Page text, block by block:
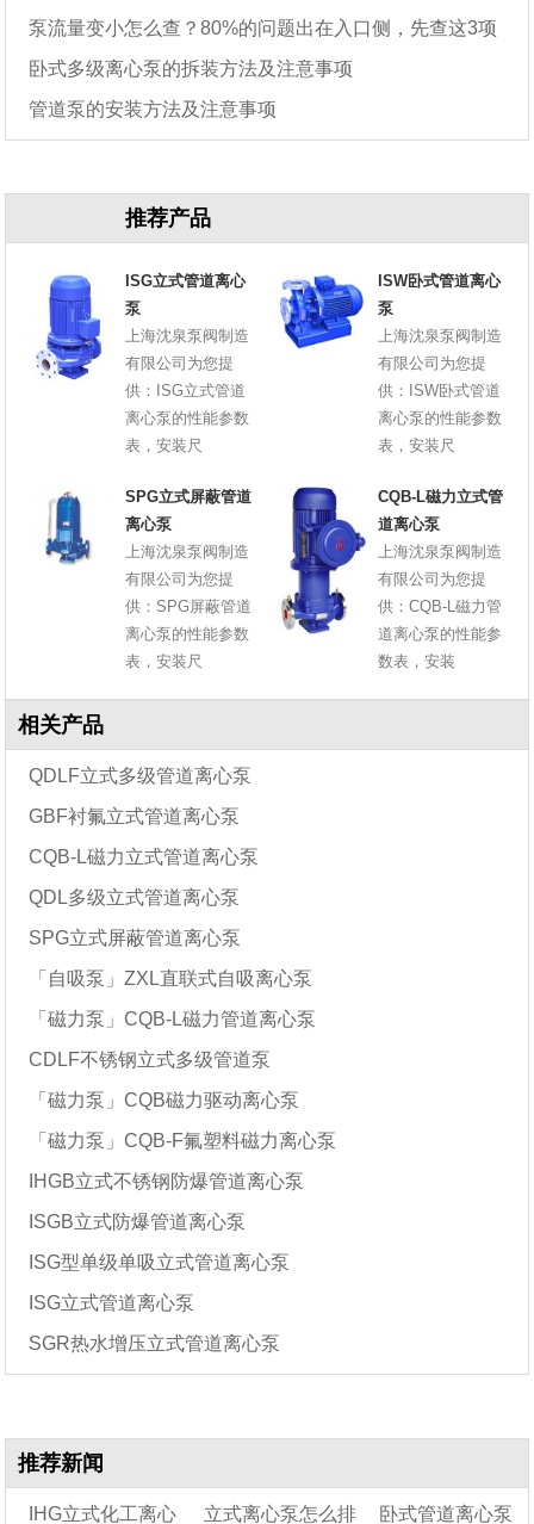
泵流量变小怎么查？80%的问题出在入口侧，先查这3项
卧式多级离心泵的拆装方法及注意事项
管道泵的安装方法及注意事项
推荐产品
ISG立式管道离心
泵
上海沈泉泵阀制造
有限公司为您提
供：ISG立式管道
离心泵的性能参数
表，安装尺
ISW卧式管道离心
泵
上海沈泉泵阀制造
有限公司为您提
供：ISW卧式管道
离心泵的性能参数
表，安装尺
SPG立式屏蔽管道
离心泵
上海沈泉泵阀制造
有限公司为您提
供：SPG屏蔽管道
离心泵的性能参数
表，安装尺
CQB-L磁力立式管
道离心泵
上海沈泉泵阀制造
有限公司为您提
供：CQB-L磁力管
道离心泵的性能参
数表，安装
相关产品
QDLF立式多级管道离心泵
GBF衬氟立式管道离心泵
CQB-L磁力立式管道离心泵
QDL多级立式管道离心泵
SPG立式屏蔽管道离心泵
「自吸泵」ZXL直联式自吸离心泵
「磁力泵」CQB-L磁力管道离心泵
CDLF不锈钢立式多级管道泵
「磁力泵」CQB磁力驱动离心泵
「磁力泵」CQB-F氟塑料磁力离心泵
IHGB立式不锈钢防爆管道离心泵
ISGB立式防爆管道离心泵
ISG型单级单吸立式管道离心泵
ISG立式管道离心泵
SGR热水增压立式管道离心泵
推荐新闻
IHG立式化工离心 立式离心泵怎么排 卧式管道离心泵